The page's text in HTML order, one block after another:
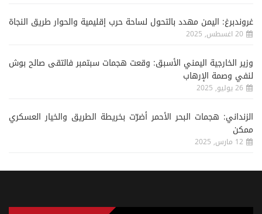
غروندبرغ: اليمن مهدد بالتحول لساحة حرب إقليمية والحوار طريق النجاة
20 اغسطس, 2025
وزير الخارجية اليمني الأسبق: وقعت هجمات سبتمبر فالتقى صالح بوش
لنفي وصمة الإرهاب
26 يوليو, 2025
الزنداني: هجمات البحر الأحمر أضرّت بخريطة الطريق والخيار العسكري
ممكن
12 مارس, 2025